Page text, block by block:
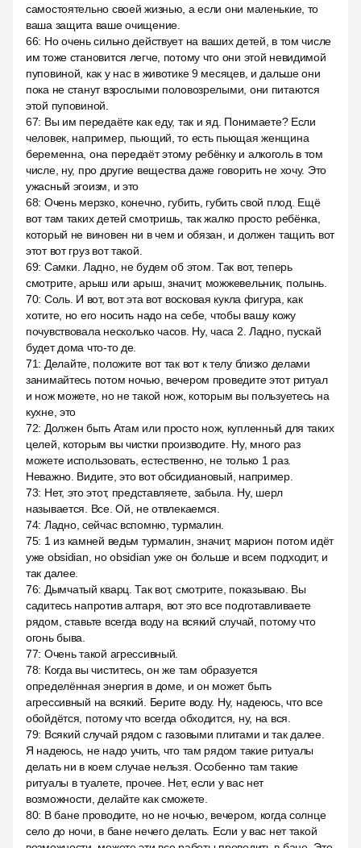
самостоятельно своей жизнью, а если они маленькие, то
ваша защита ваше очищение.
66: Но очень сильно действует на ваших детей, в том числе
им тоже становится легче, потому что они этой невидимой
пуповиной, как у нас в животике 9 месяцев, и дальше они
пока не станут взрослыми половозрелыми, они питаются
этой пуповиной.
67: Вы им передаёте как еду, так и яд. Понимаете? Если
человек, например, пьющий, то есть пьющая женщина
беременна, она передаёт этому ребёнку и алкоголь в том
числе, ну, про другие вещества даже говорить не хочу. Это
ужасный эгоизм, и это
68: Очень мерзко, конечно, губить, губить свой плод. Ещё
вот там таких детей смотришь, так жалко просто ребёнка,
который не виновен ни в чем и обязан, и должен тащить вот
этот вот груз вот такой.
69: Самки. Ладно, не будем об этом. Так вот, теперь
смотрите, арыш или арыш, значит, можжевельник, полынь.
70: Соль. И вот, вот эта вот восковая кукла фигура, как
хотите, но его носить надо на себе, чтобы вашу кожу
почувствовала несколько часов. Ну, часа 2. Ладно, пускай
будет дома что-то де.
71: Делайте, положите вот так вот к телу близко делами
занимайтесь потом ночью, вечером проведите этот ритуал
и нож можете, но не такой нож, которым вы пользуетесь на
кухне, это
72: Должен быть Атам или просто нож, купленный для таких
целей, которым вы чистки производите. Ну, много раз
можете использовать, естественно, не только 1 раз.
Неважно. Видите, это вот обсидиановый, например.
73: Нет, это этот, представляете, забыла. Ну, шерл
называется. Все. Ой, не отвлекаемся.
74: Ладно, сейчас вспомню, турмалин.
75: 1 из камней ведьм турмалин, значит, марион потом идёт
уже obsidian, но obsidian уже он больше и всем подходит, и
так далее.
76: Дымчатый кварц. Так вот, смотрите, показываю. Вы
садитесь напротив алтаря, вот это все подготавливаете
рядом, ставьте всегда воду на всякий случай, потому что
огонь быва.
77: Очень такой агрессивный.
78: Когда вы чиститесь, он же там образуется
определённая энергия в доме, и он может быть
агрессивный на всякий. Берите воду. Ну, надеюсь, что все
обойдётся, потому что всегда обходится, ну, на вся.
79: Всякий случай рядом с газовыми плитами и так далее.
Я надеюсь, не надо учить, что там рядом такие ритуалы
делать ни в коем случае нельзя. Особенно там такие
ритуалы в туалете, прочее. Нет, если у вас нет
возможности, делайте как сможете.
80: В бане проводите, но не ночью, вечером, когда солнце
село до ночи, в бане нечего делать. Если у вас нет такой